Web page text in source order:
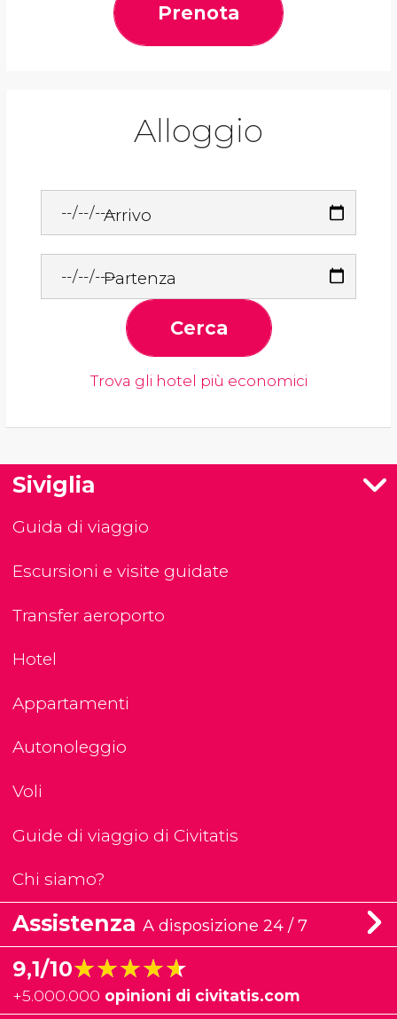
Prenota
Alloggio
Arrivo
Partenza
Cerca
Trova gli hotel più economici
Siviglia
Guida di viaggio
Escursioni e visite guidate
Transfer aeroporto
Hotel
Appartamenti
Autonoleggio
Voli
Guide di viaggio di Civitatis
Chi siamo?
Assistenza A disposizione 24 / 7
9,1/10★★★★★
★★★★★
+5.000.000 opinioni di civitatis.com